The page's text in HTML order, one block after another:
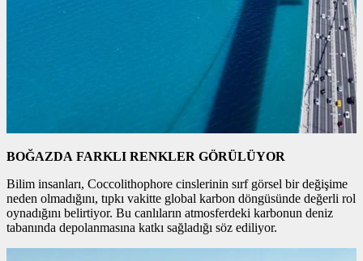
BOĞAZDA FARKLI RENKLER GÖRÜLÜYOR
Bilim insanları, Coccolithophore cinslerinin sırf görsel bir değişime
neden olmadığını, tıpkı vakitte global karbon döngüsünde değerli rol
oynadığını belirtiyor. Bu canlıların atmosferdeki karbonun deniz
tabanında depolanmasına katkı sağladığı söz ediliyor.